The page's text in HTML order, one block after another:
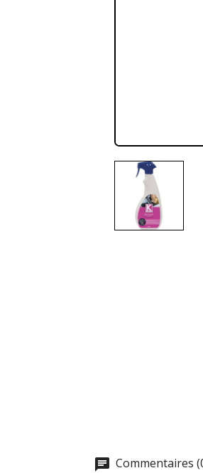
Commentaires